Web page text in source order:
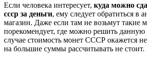
Если человека интересует, куда можно
ссср за деньги, ему следует обратиться в
магазин. Даже если там не возьмут такие
порекомендует, где можно решить
случае стоимость монет СССР окажется
на большие суммы рассчитывать не стоит.